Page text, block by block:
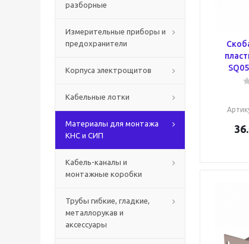
разборные
Измерительные приборы и
предохранители
Корпуса электрощитов
Кабельные лотки
Материалы для монтажа
КНС и СИП
Кабель-каналы и
монтажные коробки
Трубы гибкие, гладкие,
металлорукав и
аксессуары